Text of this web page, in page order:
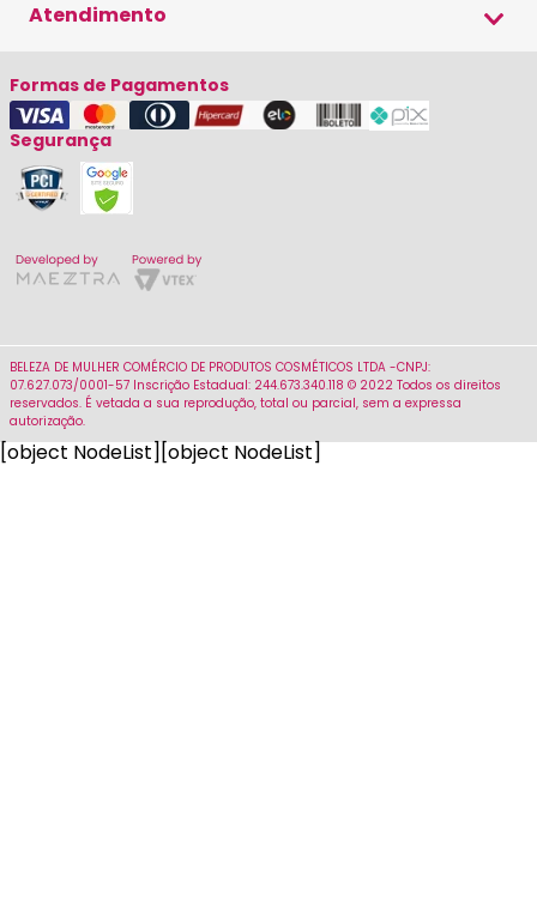
Trocas e Devoluções
Fale Conosco
Máscara
Cronograma Capilar
Finalizador
Kits de Tratament
Atendimento
(19) 3579-9500
(19) 98202-1444
seg a sex das 8h as 17h30
sac@belezademulher.com.br
Redes Sociais
Formas de Pagamentos
Segurança
BELEZA DE MULHER COMÉRCIO DE PRODUTOS COSMÉTICOS LTDA -CNPJ:
07.627.073/0001-57 Inscrição Estadual: 244.673.340.118 © 2022 Todos os direitos
reservados. É vetada a sua reprodução, total ou parcial, sem a expressa
autorização.
[object NodeList] [object NodeList]